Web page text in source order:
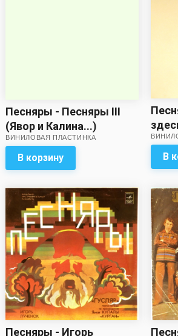
Песняры - Песняры III
(Явор и Калина...)
(удовлетворительный
звук)
ВИНИЛОВАЯ ПЛАСТИНКА
В корзину
За
В
Песняры - Игорь